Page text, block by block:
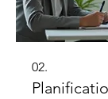
02.